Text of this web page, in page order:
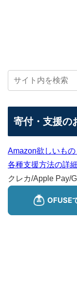
寄付・支援の
Amazon欲しいもの
各種支援方法の詳細
クレカ/Apple Pay/